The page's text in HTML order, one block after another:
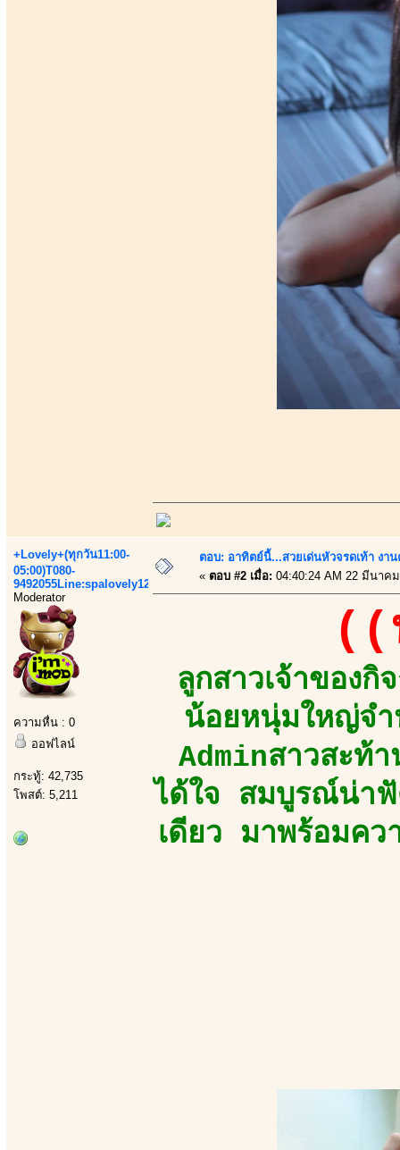
+Lovely+(ทุกวัน11:00-
05:00)T080-
9492055Line:spalovely123
Moderator
ความหื่น : 0
ออฟไลน์
กระทู้: 42,735
โพสต์: 5,211
ตอบ: อาทิตย์นี้...สวยเด่นหัวจรดเท้า งา
« ตอบ #2 เมื่อ: 04:40:24 AM 22 มีนาค
((
ลูกสาวเจ้าของ
น้อยหนุ่มใหญ่จ
Adminสาวสะท้
ได้ใจ สมบูรณ์น่า
เดียว มาพร้อมคว